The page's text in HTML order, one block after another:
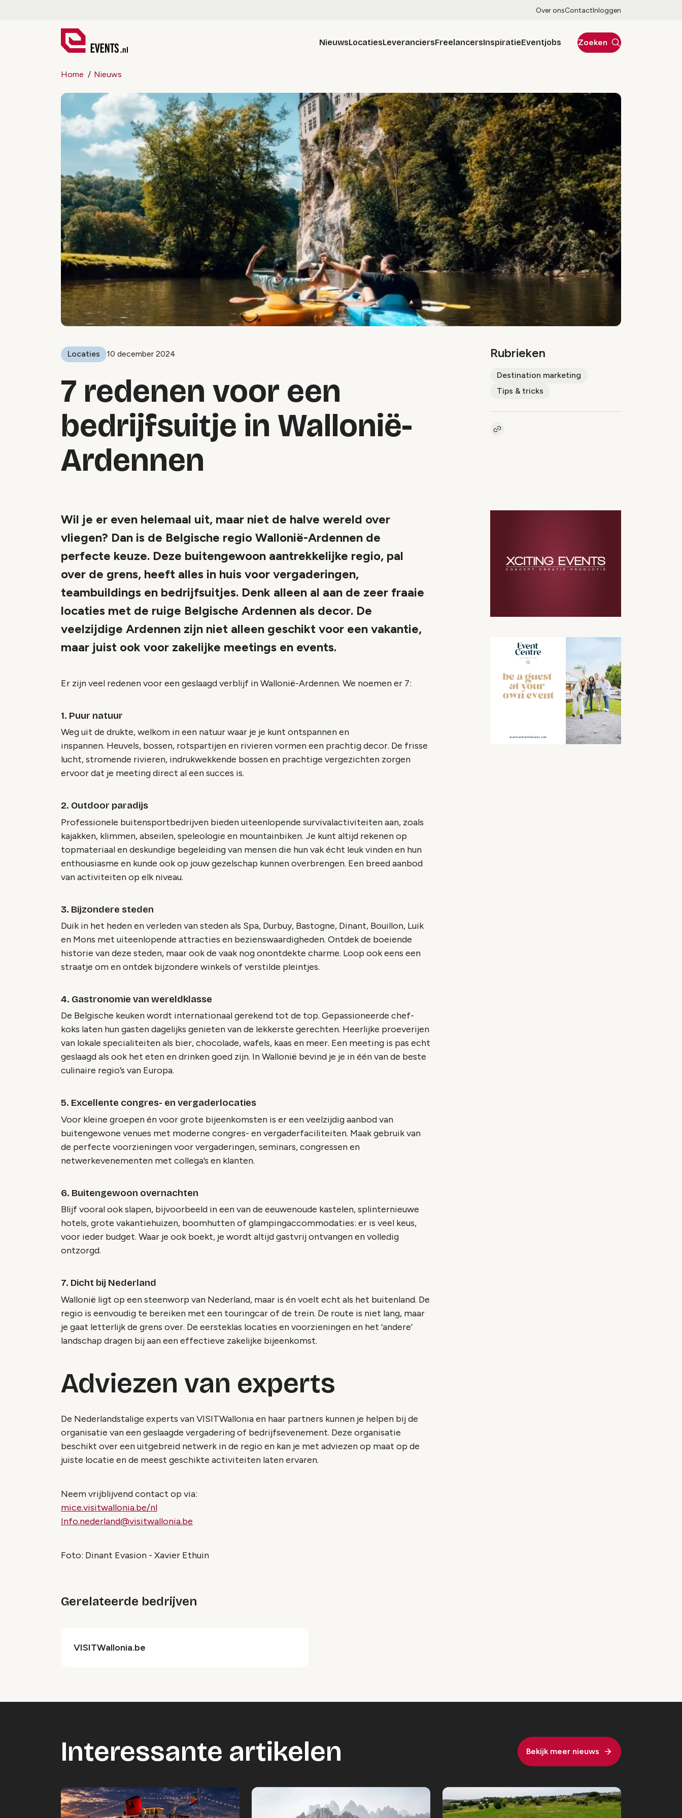
Over onsContactInloggen
NieuwsLocatiesLeveranciersFreelancersInspiratieEventjobs Zoeken
Home Nieuws
Locaties 10 december 2024
7 redenen voor een
bedrijfsuitje in Wallonië-
Ardennen
Rubrieken
Destination marketing
Tips & tricks
Kopieer link naar artikel
Wil je er even helemaal uit, maar niet de halve wereld over
vliegen? Dan is de Belgische regio Wallonië-Ardennen de
perfecte keuze. Deze buitengewoon aantrekkelijke regio, pal
over de grens, heeft alles in huis voor vergaderingen,
teambuildings en bedrijfsuitjes. Denk alleen al aan de zeer fraaie
locaties met de ruige Belgische Ardennen als decor. De
veelzijdige Ardennen zijn niet alleen geschikt voor een vakantie,
maar juist ook voor zakelijke meetings en events.
Er zijn veel redenen voor een geslaagd verblijf in Wallonië-Ardennen. We noemen er 7:
1. Puur natuur
Weg uit de drukte, welkom in een natuur waar je je kunt ontspannen en
inspannen. Heuvels, bossen, rotspartijen en rivieren vormen een prachtig decor. De frisse
lucht, stromende rivieren, indrukwekkende bossen en prachtige vergezichten zorgen
ervoor dat je meeting direct al een succes is.
2. Outdoor paradijs
Professionele buitensportbedrijven bieden uiteenlopende survivalactiviteiten aan, zoals
kajakken, klimmen, abseilen, speleologie en mountainbiken. Je kunt altijd rekenen op
topmateriaal en deskundige begeleiding van mensen die hun vak écht leuk vinden en hun
enthousiasme en kunde ook op jouw gezelschap kunnen overbrengen. Een breed aanbod
van activiteiten op elk niveau.
3. Bijzondere steden
Duik in het heden en verleden van steden als Spa, Durbuy, Bastogne, Dinant, Bouillon, Luik
en Mons met uiteenlopende attracties en bezienswaardigheden. Ontdek de boeiende
historie van deze steden, maar ook de vaak nog onontdekte charme. Loop ook eens een
straatje om en ontdek bijzondere winkels of verstilde pleintjes.
4. Gastronomie van wereldklasse
De Belgische keuken wordt internationaal gerekend tot de top. Gepassioneerde chef-
koks laten hun gasten dagelijks genieten van de lekkerste gerechten. Heerlijke proeverijen
van lokale specialiteiten als bier, chocolade, wafels, kaas en meer. Een meeting is pas echt
geslaagd als ook het eten en drinken goed zijn. In Wallonië bevind je je in één van de beste
culinaire regio’s van Europa.
5. Excellente congres- en vergaderlocaties
Voor kleine groepen én voor grote bijeenkomsten is er een veelzijdig aanbod van
buitengewone venues met moderne congres- en vergaderfaciliteiten. Maak gebruik van
de perfecte voorzieningen voor vergaderingen, seminars, congressen en
netwerkevenementen met collega’s en klanten.
6. Buitengewoon overnachten
Blijf vooral ook slapen, bijvoorbeeld in een van de eeuwenoude kastelen, splinternieuwe
hotels, grote vakantiehuizen, boomhutten of glampingaccommodaties: er is veel keus,
voor ieder budget. Waar je ook boekt, je wordt altijd gastvrij ontvangen en volledig
ontzorgd.
7. Dicht bij Nederland
Wallonië ligt op een steenworp van Nederland, maar is én voelt echt als het buitenland. De
regio is eenvoudig te bereiken met een touringcar of de trein. De route is niet lang, maar
je gaat letterlijk de grens over. De eersteklas locaties en voorzieningen en het ‘andere’
landschap dragen bij aan een effectieve zakelijke bijeenkomst.
Adviezen van experts
De Nederlandstalige experts van VISITWallonia en haar partners kunnen je helpen bij de
organisatie van een geslaagde vergadering of bedrijfsevenement. Deze organisatie
beschikt over een uitgebreid netwerk in de regio en kan je met adviezen op maat op de
juiste locatie en de meest geschikte activiteiten laten ervaren.
Neem vrijblijvend contact op via:
mice.visitwallonia.be/nl
Info.nederland@visitwallonia.be
Foto: Dinant Evasion - Xavier Ethuin
Gerelateerde bedrijven
VISITWallonia.be
Interessante artikelen Bekijk meer nieuws